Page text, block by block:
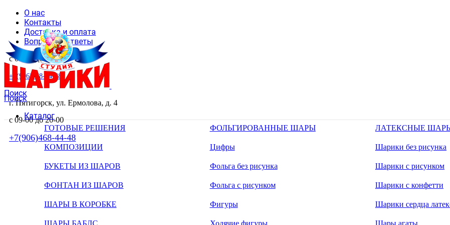
О нас
Контакты
Доставка и оплата
Вопросы и ответы
с 09-00 до 20-00
+7(906)468-44-48
Поиск
г. Пятигорск, ул. Ермолова, д. 4
с 09-00 до 20-00
+7(906)468-44-48
Поиск
Каталог
ГОТОВЫЕ РЕШЕНИЯ
КОМПОЗИЦИИ
БУКЕТЫ ИЗ ШАРОВ
ФОНТАН ИЗ ШАРОВ
ШАРЫ В КОРОБКЕ
ШАРЫ БАБЛС
ФОЛЬГИРОВАННЫЕ ШАРЫ
Цифры
Фольга без рисунка
Фольга с рисунком
Фигуры
Ходячие фигуры
ЛАТЕКСНЫЕ
Шарики без рисунка
Шарики с рисунком
Шарики с конфетти
Шарики сердца
Шары агаты